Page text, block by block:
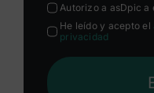
Autorizo a asDpic
He leído y acepto el
privacidad